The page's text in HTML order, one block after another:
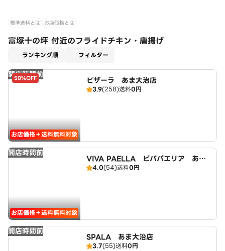
標準送料とは お店価格とは
富塚十の坪 付近のフライドチキン・唐揚げ
ランキング順 フィルター
開店時間前
50%OFF
お店価格＋送料無料対象
ピザーラ あま大治店
3.9(258)送料0円
開店時間前
お店価格＋送料無料対象
VIVA PAELLA ビバパエリア あま
大治店
4.0(54)送料0円
開店時間前
SPALA あま大治店
3.7(55)送料0円